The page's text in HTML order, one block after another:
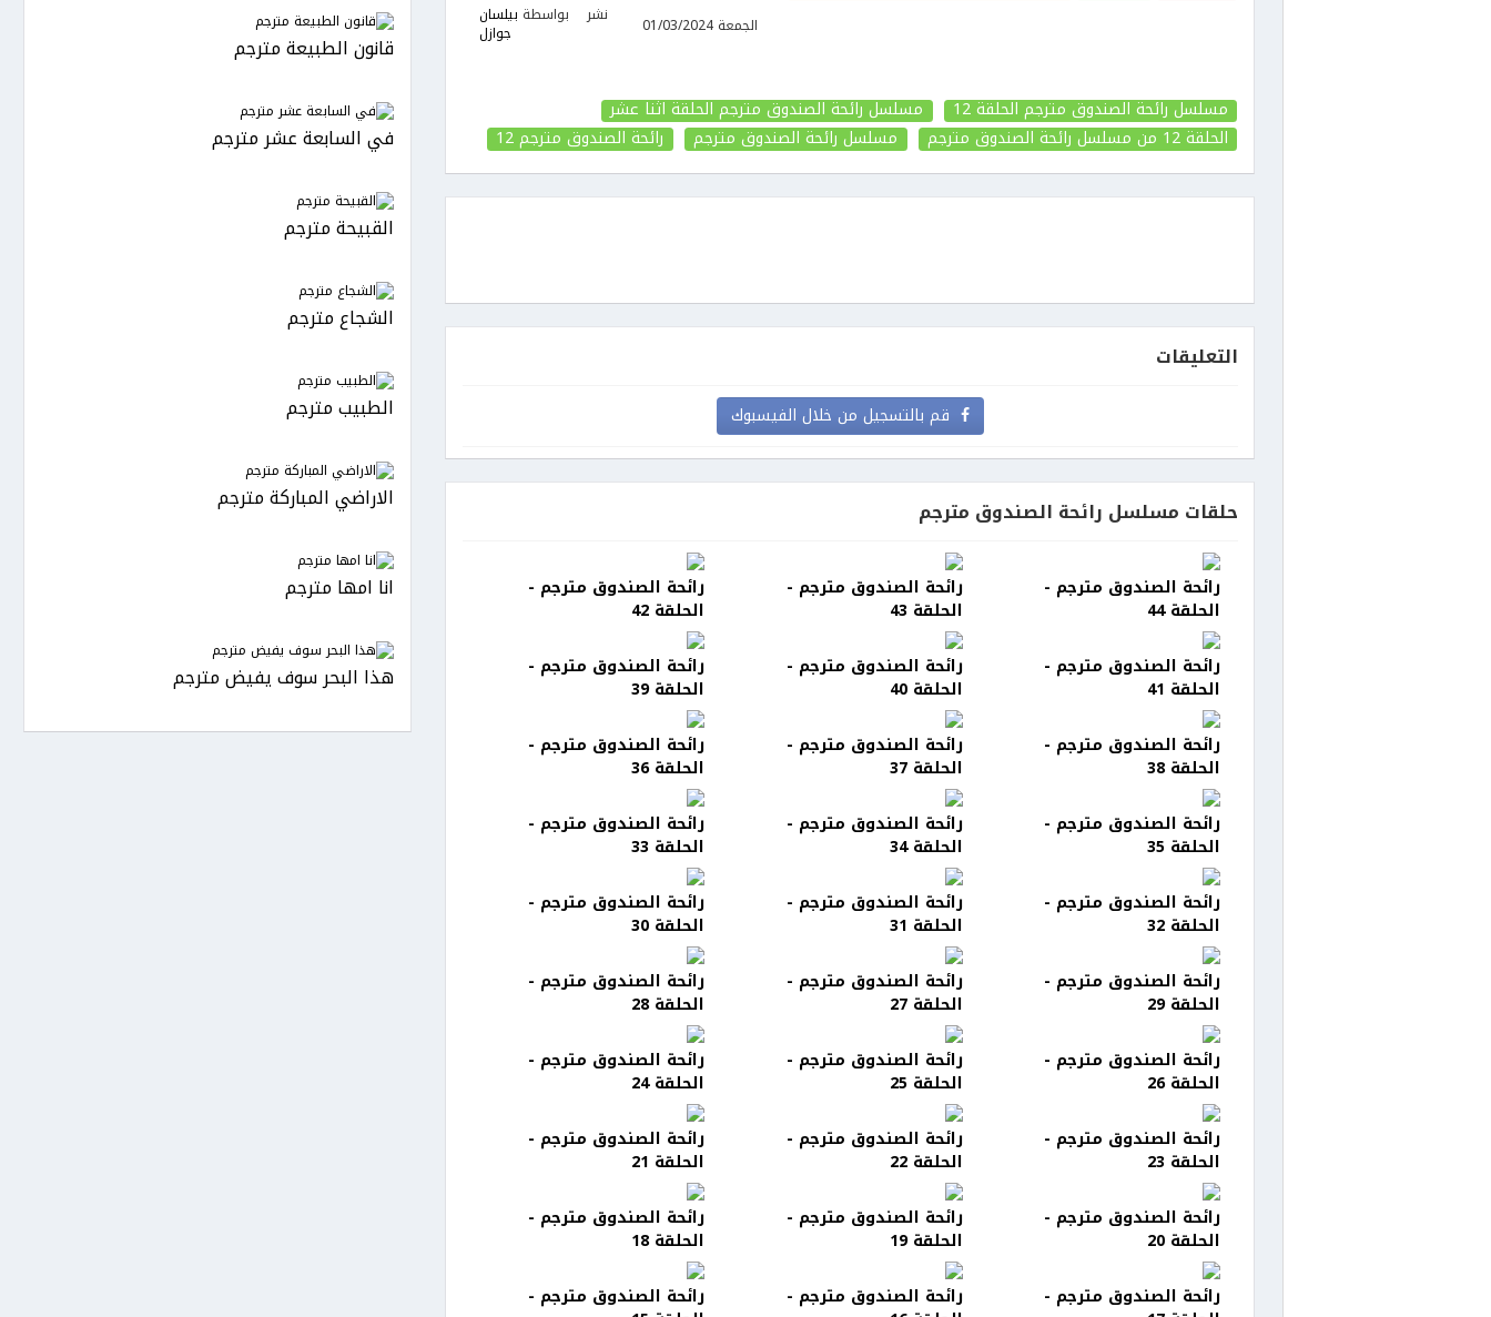
نشر
الجمعة 01/03/2024 بواسطة بيلسان
جوازل
مسلسل رائحة الصندوق مترجم الحلقة 12
مسلسل رائحة الصندوق مترجم الحلقة اثنا عشر
الحلقة 12
من مسلسل رائحة الصندوق مترجم مسلسل رائحة الصندوق مترجم رائحة الصندوق مترجم12
التعليقات
قم بالتسجيل من خلال الفيسبوك
حلقات مسلسل رائحة الصندوق مترجم
رائحة الصندوق مترجم -
الحلقة 44
رائحة الصندوق مترجم -
الحلقة 43
رائحة الصندوق مترجم -
الحلقة 42
رائحة الصندوق مترجم -
الحلقة 41
رائحة الصندوق مترجم -
الحلقة 40
رائحة الصندوق مترجم -
الحلقة 39
رائحة الصندوق مترجم -
الحلقة 38
رائحة الصندوق مترجم -
الحلقة 37
رائحة الصندوق مترجم -
الحلقة 36
رائحة الصندوق مترجم -
الحلقة 35
رائحة الصندوق مترجم -
الحلقة 34
رائحة الصندوق مترجم -
الحلقة 33
رائحة الصندوق مترجم -
الحلقة 32
رائحة الصندوق مترجم -
الحلقة 31
رائحة الصندوق مترجم -
الحلقة 30
رائحة الصندوق مترجم -
الحلقة 29
رائحة الصندوق مترجم -
الحلقة 27
رائحة الصندوق مترجم -
الحلقة 28
رائحة الصندوق مترجم -
الحلقة 26
رائحة الصندوق مترجم -
الحلقة 25
رائحة الصندوق مترجم -
الحلقة 24
رائحة الصندوق مترجم -
الحلقة 23
رائحة الصندوق مترجم -
الحلقة 22
رائحة الصندوق مترجم -
الحلقة 21
رائحة الصندوق مترجم -
الحلقة 20
رائحة الصندوق مترجم -
الحلقة 19
رائحة الصندوق مترجم -
الحلقة 18
رائحة الصندوق مترجم -
رائحة الصندوق مترجم - رائحة الصندوق مترجم -
قانون الطبيعة مترجم
في السابعة عشر مترجم
القبيحة مترجم
الشجاع مترجم
الطبيب مترجم
الاراضي المباركة مترجم
انا امها مترجم
هذا البحر سوف يفيض مترجم